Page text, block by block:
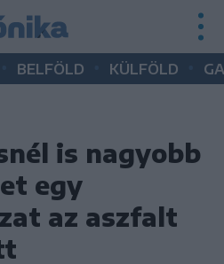
BELFÖLD KÜLFÖLD
is nagyobb
egy
az aszfalt